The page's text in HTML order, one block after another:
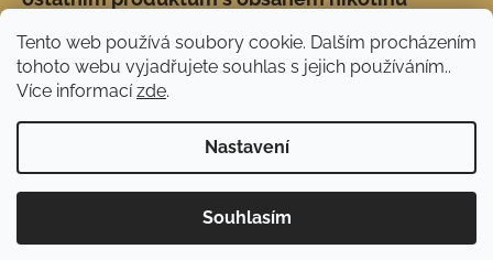
Tento web používá soubory cookie. Dalším procházením
tohoto webu vyjadřujete souhlas s jejich používáním..
Více informacízde.
Nastavení
Souhlasím
Novinka: Akční doprava s PPL od 45 Kč. Při
nákupu nad 1 500 Kč doprava ZDARMA.
Vytvořil Shoptet
NERX.CZ. Všechna práva vyhrazena.